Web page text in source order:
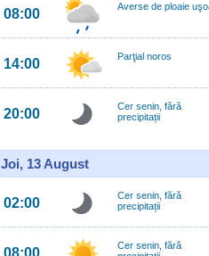
08:00 Averse de ploaie
14:00 Parţial noros
20:00
Cer senin, fără
precipitații
Joi, 13 August
02:00
Cer senin, fără
precipitații
08:00
Cer senin, fără